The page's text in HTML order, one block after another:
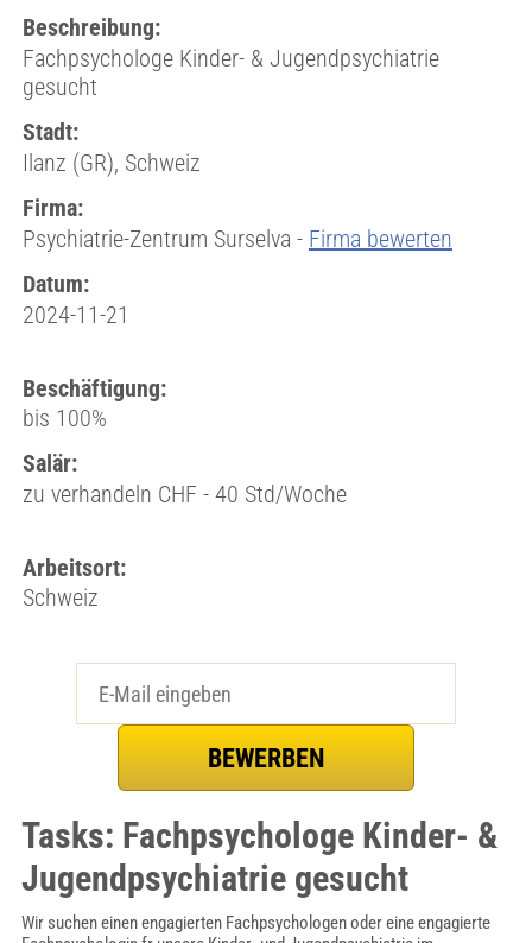
Beschreibung:
Fachpsychologe Kinder- & Jugendpsychiatrie
gesucht
Stadt:
Ilanz (GR), Schweiz
Firma:
Psychiatrie-Zentrum Surselva - Firma bewerten
Datum:
2024-11-21
Beschäftigung:
bis 100%
Salär:
zu verhandeln CHF - 40 Std/Woche
Arbeitsort:
Schweiz
Tasks: Fachpsychologe Kinder- &
Jugendpsychiatrie gesucht
Wir suchen einen engagierten Fachpsychologen oder eine engagierte